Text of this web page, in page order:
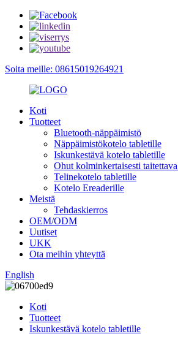
Soita meille: 08615019264921
Koti
Tuotteet
Bluetooth-näppäimistö
Näppäimistökotelo tabletille
Iskunkestävä kotelo tabletille
Ohut kolminkertaisesti
Telinekotelo tabletille
Kotelo Ereaderille
Meistä
Tehdaskierros
OEM/ODM
Uutiset
UKK
Ota meihin yhteyttä
English
Koti
Tuotteet
Iskunkestävä kotelo tabletille